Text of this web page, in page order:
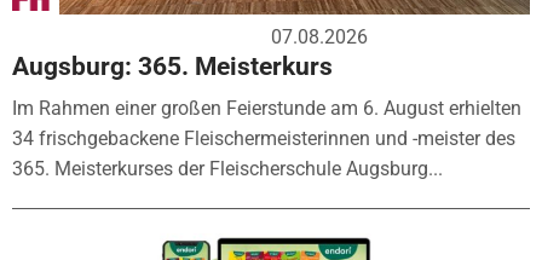
07.08.2026
Augsburg: 365. Meisterkurs
Im Rahmen einer großen Feierstunde am 6. August erhielten
34 frischgebackene Fleischermeisterinnen und -meister des
365. Meisterkurses der Fleischerschule Augsburg...